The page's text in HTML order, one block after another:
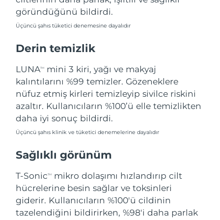
göründüğünü bildirdi.
Üçüncü şahıs tüketici denemesine dayalıdır
Derin temizlik
LUNATM
mini 3 kiri, yağı ve makyaj
kalıntılarını %99 temizler. Gözeneklere
nüfuz etmiş kirleri temizleyip sivilce riskini
azaltır. Kullanıcıların %100’ü elle temizlikten
daha iyi sonuç bildirdi.
Üçüncü şahıs klinik ve tüketici denemelerine dayalıdır
Sağlıklı görünüm
T-SonicTM
mikro dolaşımı hızlandırıp cilt
hücrelerine besin sağlar ve toksinleri
giderir. Kullanıcıların %100'ü cildinin
tazelendiğini bildirirken, %98'i daha parlak
Filipinler
Porto Riko Tahmini teslim tarihi
Katar Tahmini teslim tarihi8/11/26
Reunion
Romanya
Rusya Tahmini teslim tarihi
Suudi Arabistan
Singapur Tahmini teslim tarihi8/12/26